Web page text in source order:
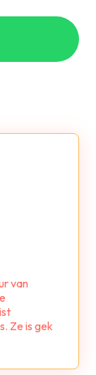
van
Ze is gek